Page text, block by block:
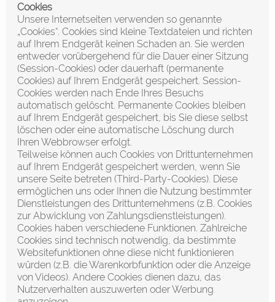
Cookies
Unsere Internetseiten verwenden so genannte
„Cookies“. Cookies sind kleine Textdateien und richten
auf Ihrem Endgerät keinen Schaden an. Sie werden
entweder vorübergehend für die Dauer einer Sitzung
(Session-Cookies) oder dauerhaft (permanente
Cookies) auf Ihrem Endgerät gespeichert. Session-
Cookies werden nach Ende Ihres Besuchs
automatisch gelöscht. Permanente Cookies bleiben
auf Ihrem Endgerät gespeichert, bis Sie diese selbst
löschen oder eine automatische Löschung durch
Ihren Webbrowser erfolgt.
Teilweise können auch Cookies von Drittunternehmen
auf Ihrem Endgerät gespeichert werden, wenn Sie
unsere Seite betreten (Third-Party-Cookies). Diese
ermöglichen uns oder Ihnen die Nutzung bestimmter
Dienstleistungen des Drittunternehmens (z.B. Cookies
zur Abwicklung von Zahlungsdienstleistungen).
Cookies haben verschiedene Funktionen. Zahlreiche
Cookies sind technisch notwendig, da bestimmte
Websitefunktionen ohne diese nicht funktionieren
würden (z.B. die Warenkorbfunktion oder die Anzeige
von Videos). Andere Cookies dienen dazu, das
Nutzerverhalten auszuwerten oder Werbung